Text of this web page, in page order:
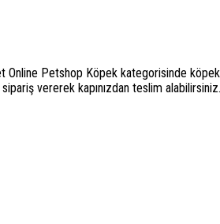
Online Petshop Köpek kategorisinde
vererek kapınızdan teslim alabilirsiniz.